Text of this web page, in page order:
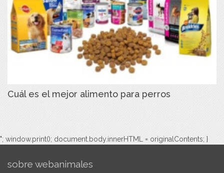
Cuál es el mejor alimento para perros
"; window.print(); document.body.innerHTML = originalContents; }
sobre webanimales